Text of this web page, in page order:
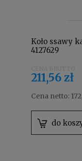
Koło ssawy
4127629
211,56 zł
Cena netto:
do